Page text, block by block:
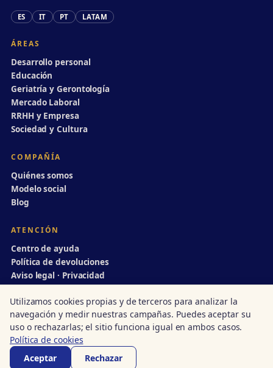
ES IT PT LATAM
ÁREAS
Desarrollo personal
Educación
Geriatría y Gerontología
Mercado Laboral
RRHH y Empresa
Sociedad y Cultura
COMPAÑÍA
Quiénes somos
Modelo social
Blog
ATENCIÓN
Centro de ayuda
Política de devoluciones
Aviso legal · Privacidad
© 1998–2026 Divulgación Dinámica · Centro autorizado nº 14/00231
Acreditado · Junta de Andalucía·
Utilizamos cookies propias y de terceros para analizar la
navegación y medir nuestras campañas. Puedes aceptar su
uso o rechazarlas; el sitio funciona igual en ambos casos.
Política de cookies
Aceptar
Rechazar